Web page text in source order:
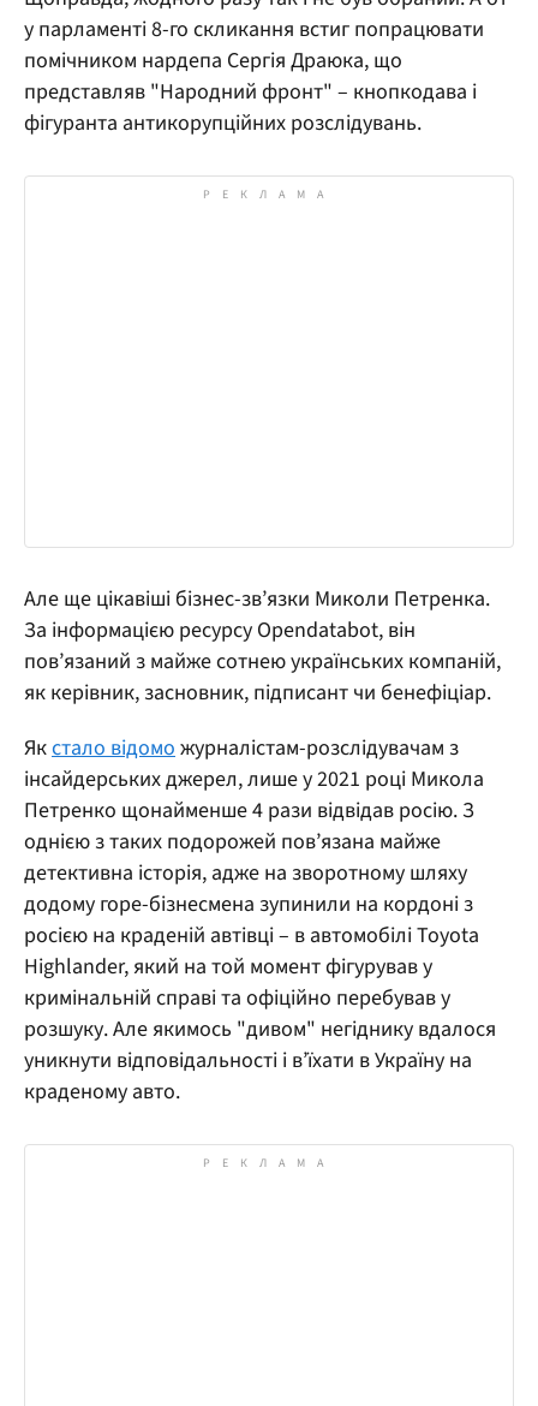
у парламенті 8-го скликання встиг попрацювати
помічником нардепа Сергія Драюка, що
представляв "Народний фронт" – кнопкодава і
фігуранта антикорупційних розслідувань.
Але ще цікавіші бізнес-зв’язки Миколи Петренка.
За інформацією ресурсу Opendatabot, він
пов’язаний з майже сотнею українських компаній,
як керівник, засновник, підписант чи бенефіціар.
Якстало відоможурналістам-розслідувачам з
інсайдерських джерел, лише у 2021 році Микола
Петренко щонайменше 4 рази відвідав росію. З
однією з таких подорожей пов’язана майже
детективна історія, адже на зворотному шляху
додому горе-бізнесмена зупинили на кордоні з
росією на краденій автівці – в автомобілі Toyota
Highlander, який на той момент фігурував у
кримінальній справі та офіційно перебував у
розшуку. Але якимось "дивом" негіднику вдалося
уникнути відповідальності і в’їхати в Україну на
краденому авто.